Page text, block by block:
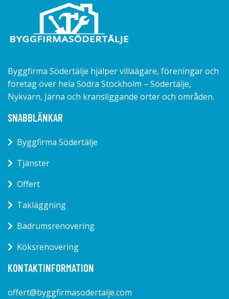
Byggfirma Södertälje hjälper villaägare, föreningar och
företag över hela Södra Stockholm – Södertälje,
Nykvarn, Järna och kransliggande orter och områden.
SNABBLÄNKAR
Byggfirma Södertälje
Tjänster
Offert
Takläggning
Badrumsrenovering
Köksrenovering
KONTAKTINFORMATION
offert@byggfirmasodertalje.com